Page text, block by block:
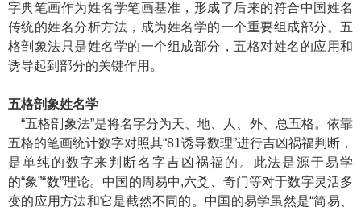
字典笔画作为姓名学笔画基准，形成了后来的符合中国姓名
传统的姓名分析方法，成为姓名学的一个重要组成部分。五
格剖象法只是姓名学的一个组成部分，五格对姓名的应用和
诱导起到部分的关键作用。
五格剖象姓名学
“五格剖象法”是将名字分为天、地、人、外、总五格。依靠
五格的笔画统计数字对照其“81诱导数理”进行吉凶祸福判断，
是单纯的数字来判断名字吉凶祸福的。此法是源于易学
的“象”“数”理论。中国的周易中,六爻、奇门等对于数字灵活多
变的应用方法和它是截然不同的。中国的易学虽然是“简易、